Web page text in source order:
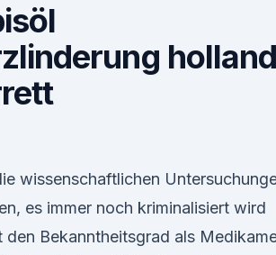
holland
wissenschaftlichen
es immer noch kriminalisiert wird
den Bekanntheitsgrad als